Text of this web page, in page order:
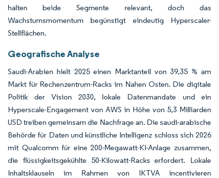
halten beide Segmente relevant, doch das
Wachstumsmomentum begünstigt eindeutig Hyperscaler-
Stellflächen.
Geografische Analyse
Saudi-Arabien hielt 2025 einen Marktanteil von 39,35 % am
Markt für Rechenzentrum-Racks im Nahen Osten. Die digitale
Politik der Vision 2030, lokale Datenmandate und ein
Hyperscale-Engagement von AWS in Höhe von 5,3 Milliarden
USD treiben gemeinsam die Nachfrage an. Die saudi-arabische
Behörde für Daten und künstliche Intelligenz schloss sich 2026
mit Qualcomm für eine 200-Megawatt-KI-Anlage zusammen,
die flüssigkeitsgekühlte 50-Kilowatt-Racks erfordert. Lokale
Inhaltsklauseln im Rahmen von IKTVA incentivieren